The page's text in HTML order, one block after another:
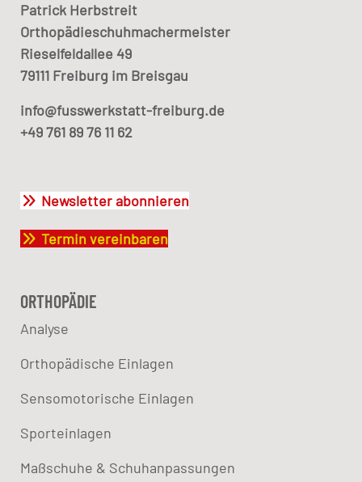
Patrick Herbstreit
Orthopädieschuhmachermeister
Rieselfeldallee 49
79111 Freiburg im Breisgau
info@fusswerkstatt-freiburg.de
+49 761 89 76 11 62
Newsletter abonnieren
Termin vereinbaren
ORTHOPÄDIE
Analyse
Orthopädische Einlagen
Sensomotorische Einlagen
Sporteinlagen
Maßschuhe & Schuhanpassungen